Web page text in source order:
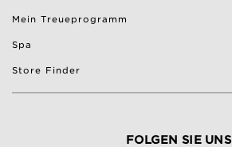
Mein Treueprogramm
Spa
Store Finder
FOLGEN SIE UNS